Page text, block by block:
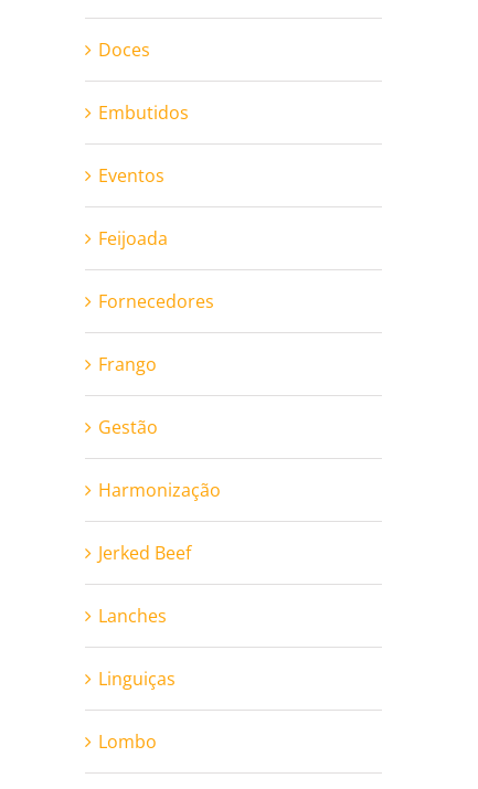
Doces
Embutidos
Eventos
Feijoada
Fornecedores
Frango
Gestão
Harmonização
Jerked Beef
Lanches
Linguiças
Lombo